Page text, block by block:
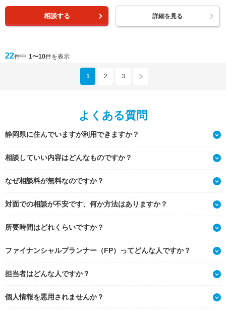
相談する 詳細を見る
22件中 1〜10件を表示
1 2 3
よくある質問
静岡県に住んでいますが利用できますか？
相談していい内容はどんなものですか？
なぜ相談料が無料なのですか？
対面での相談が不安です、何か方法はありますか？
所要時間はどれくらいですか？
ファイナンシャルプランナー（FP）ってどんな人ですか？
担当者はどんな人ですか？
個人情報を悪用されませんか？